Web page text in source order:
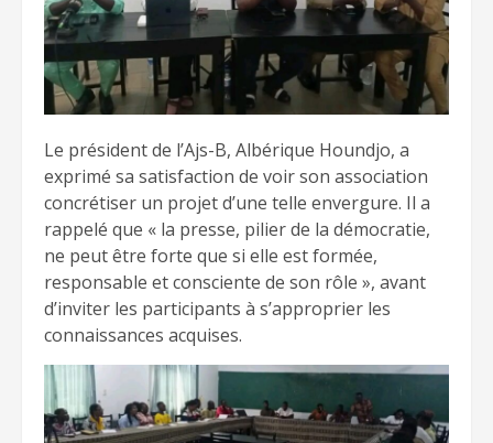
Le président de l’Ajs-B, Albérique Houndjo, a
exprimé sa satisfaction de voir son association
concrétiser un projet d’une telle envergure. Il a
rappelé que « la presse, pilier de la démocratie,
ne peut être forte que si elle est formée,
responsable et consciente de son rôle », avant
d’inviter les participants à s’approprier les
connaissances acquises.